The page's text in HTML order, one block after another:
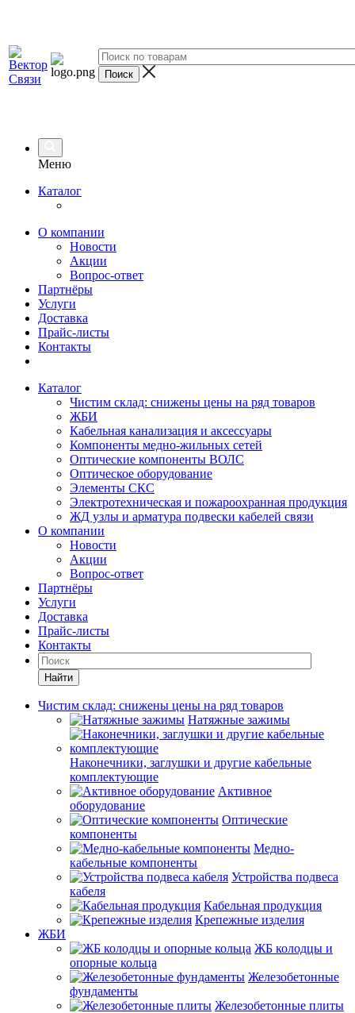
Меню
Каталог
О компании
Новости
Акции
Вопрос-ответ
Партнёры
Услуги
Доставка
Прайс-листы
Контакты
Каталог
Чистим склад: снижены цены на ряд товаров
ЖБИ
Кабельная канализация и аксессуары
Компоненты медно-жильных сетей
Оптические компоненты ВОЛС
Оптическое оборудование
Элементы СКС
Электротехническая и пожароохранная продукция
ЖД узлы и арматура подвески кабелей связи
О компании
Новости
Акции
Вопрос-ответ
Партнёры
Услуги
Доставка
Прайс-листы
Контакты
Найти
Чистим склад: снижены цены на ряд товаров
Натяжные зажимы
Наконечники, заглушки и другие кабельные
комплектующие
Активное
оборудование
Оптические
компоненты
Медно-
кабельные компоненты
Устройства подвеса
кабеля
Кабельная продукция
Крепежные изделия
ЖБИ
ЖБ колодцы и
опорные кольца
Железобетонные
фундаменты
Железобетонные плиты